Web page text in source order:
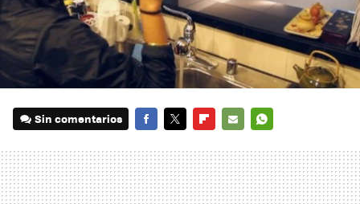
Sin comentarios
MAIL